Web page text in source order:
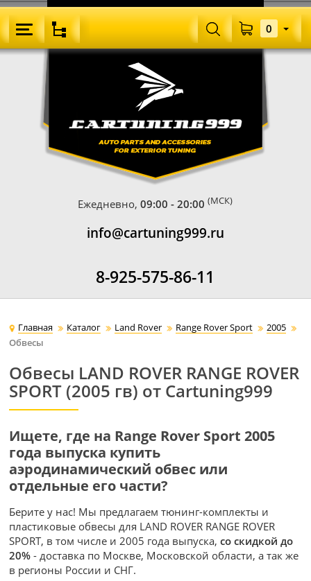
Ежедневно,09:00 - 20:00 (МСК)
info@cartuning999.ru
8-925-575-86-11
0
Главная Каталог Land Rover Range Rover Sport
2005
Обвесы
Обвесы LAND ROVER RANGE ROVER
SPORT (2005 гв) от Cartuning999
Ищете, где на Range Rover Sport 2005
года выпуска купить
аэродинамический обвес или
отдельные его части?
Берите у нас! Мы предлагаем тюнинг-комплекты и
пластиковые обвесы для LAND ROVER RANGE ROVER
SPORT, в том числе и 2005 года выпуска,со скидкой до
20% - доставка по Москве, Московской области, а так же
в регионы России и СНГ.